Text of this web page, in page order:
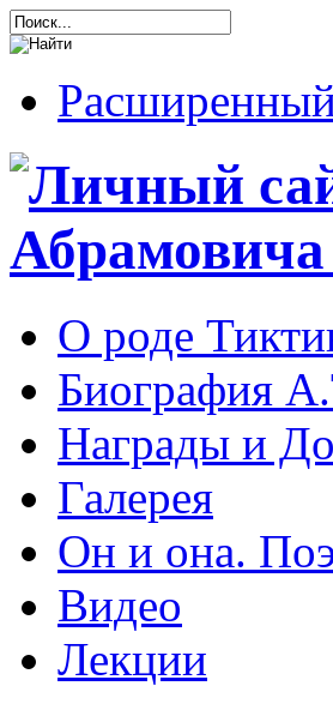
О роде
Биография
Награды и
Галерея
Он и она.
Видео
Лекции